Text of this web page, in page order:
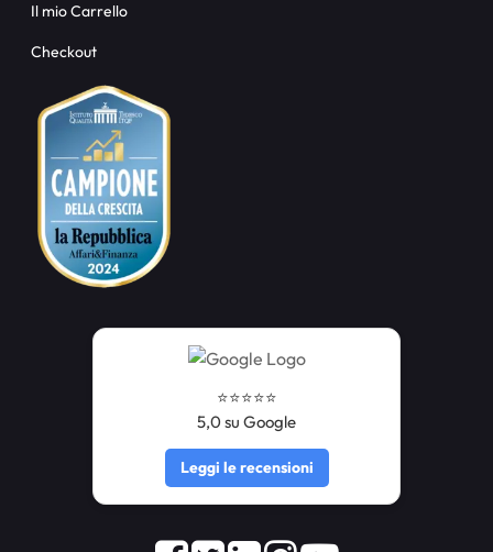
Il mio Carrello
Checkout
⭐️⭐️⭐️⭐️⭐️
5,0 su Google
Leggi le recensioni